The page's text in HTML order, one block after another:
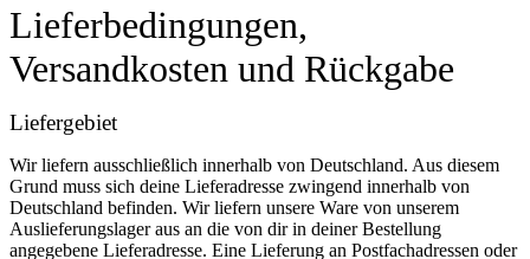
Lieferbedingungen,
Versandkosten und Rückgabe
Liefergebiet
Wir liefern ausschließlich innerhalb von Deutschland. Aus diesem
Grund muss sich deine Lieferadresse zwingend innerhalb von
Deutschland befinden. Wir liefern unsere Ware von unserem
Auslieferungslager aus an die von dir in deiner Bestellung
angegebene Lieferadresse. Eine Lieferung an Postfachadressen oder